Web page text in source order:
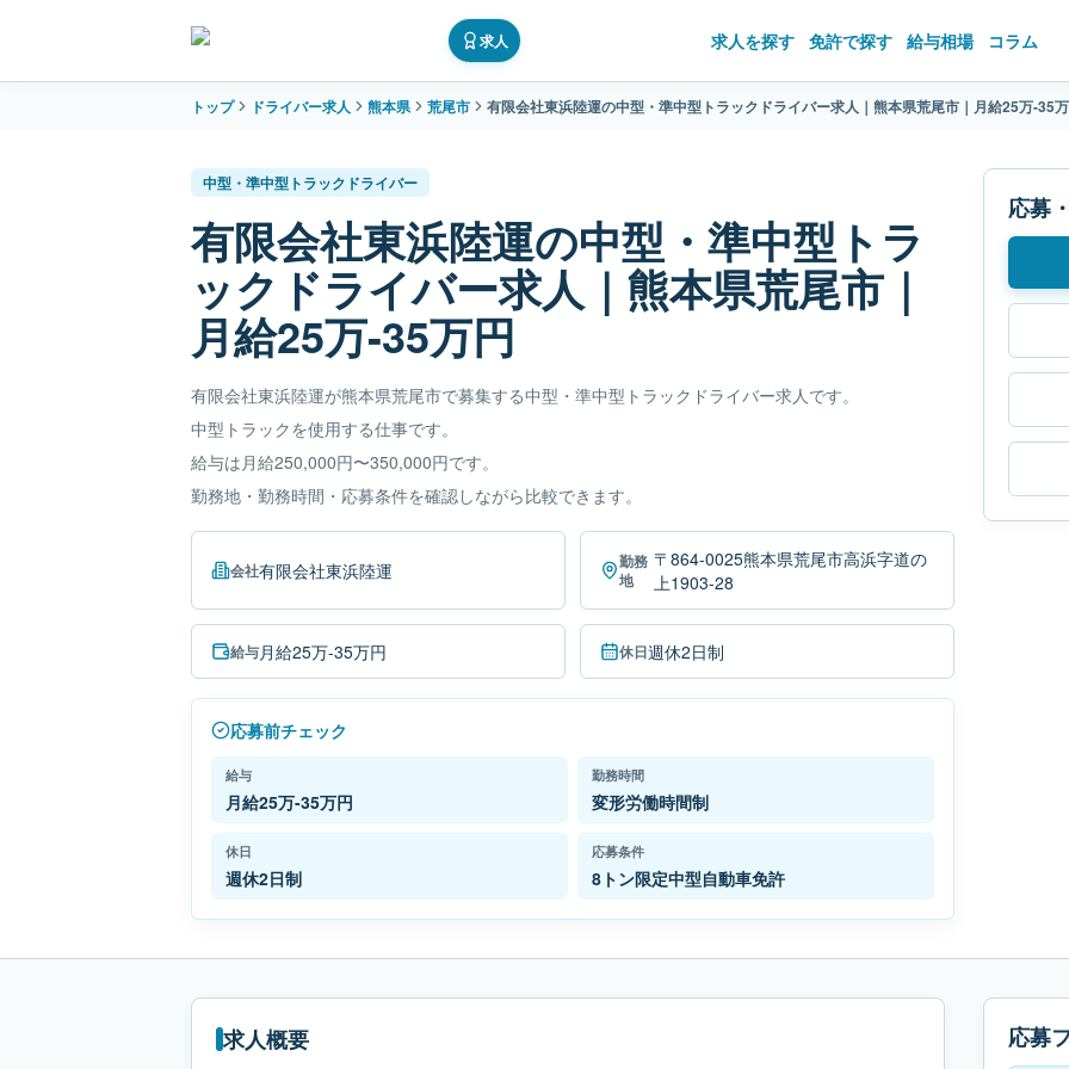
求人 求人を探す 免許で探す 給与相場 コラム
トップ ドライバー求人 熊本県 荒尾市 有限会社東浜陸運の中型・準中型トラックドライバー求人｜熊本県荒尾市｜月給25万-35
中型・準中型トラックドライバー
有限会社東浜陸運の中型・準中型トラ
ックドライバー求人｜熊本県荒尾市｜
月給25万-35万円
有限会社東浜陸運が熊本県荒尾市で募集する中型・準中型トラックドライバー求人です。
中型トラックを使用する仕事です。
給与は月給250,000円〜350,000円です。
勤務地・勤務時間・応募条件を確認しながら比較できます。
会社有限会社東浜陸運
勤務
地
〒864-0025熊本県荒尾市高浜字道の
上1903-28
給与月給25万-35万円 休日週休2日制
応募前チェック
給与
月給25万-35万円
勤務時間
変形労働時間制
休日
週休2日制
応募条件
8トン限定中型自動車免許
応募
求人概要 応募